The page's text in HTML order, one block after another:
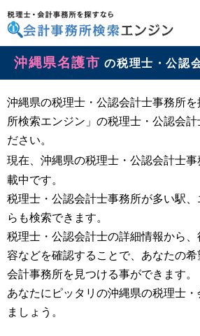
税理士・会計事務所を探すなら 会計
事務所検索エンジン
沖縄県名護市 の税理士・公認
沖縄県の税理士・公認会計士事務所
所検索エンジン」の税理士・公認会計
ださい。
現在、沖縄県の税理士・公認会計士
載中です。
税理士・公認会計士事務所が多い駅
らも検索できます。
税理士・公認会計士の詳細情報から
容などを確認することで、あなたの希
会計事務所を見つける事ができます。
あなたにピッタリの沖縄県の税理士
ましょう。